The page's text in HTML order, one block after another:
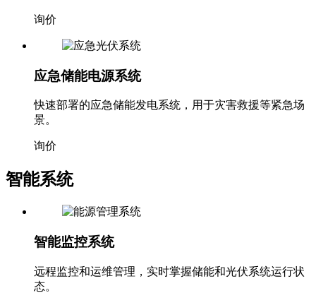
询价
应急储能电源系统
快速部署的应急储能发电系统，用于灾害救援等紧急场
景。
询价
智能系统
智能监控系统
远程监控和运维管理，实时掌握储能和光伏系统运行状
态。